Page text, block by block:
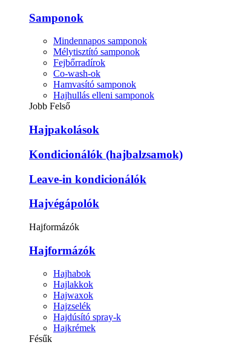
Samponok
Mindennapos samponok
Mélytisztító samponok
Fejbőrradírok
Co-wash-ok
Hamvasító samponok
Hajhullás elleni samponok
Jobb Felső
Hajpakolások
Kondicionálók (hajbalzsamok)
Leave-in kondicionálók
Hajvégápolók
Hajformázók
Hajformázók
Hajhabok
Hajlakkok
Hajwaxok
Hajzselék
Hajdúsító spray-k
Hajkrémek
Fésűk